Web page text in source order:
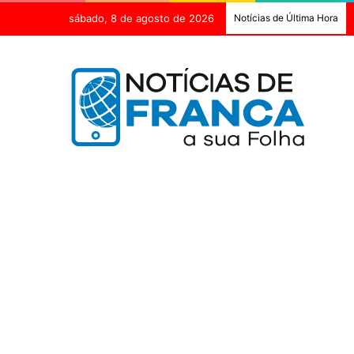
sábado, 8 de agosto de 2026 Notícias de Última Hora